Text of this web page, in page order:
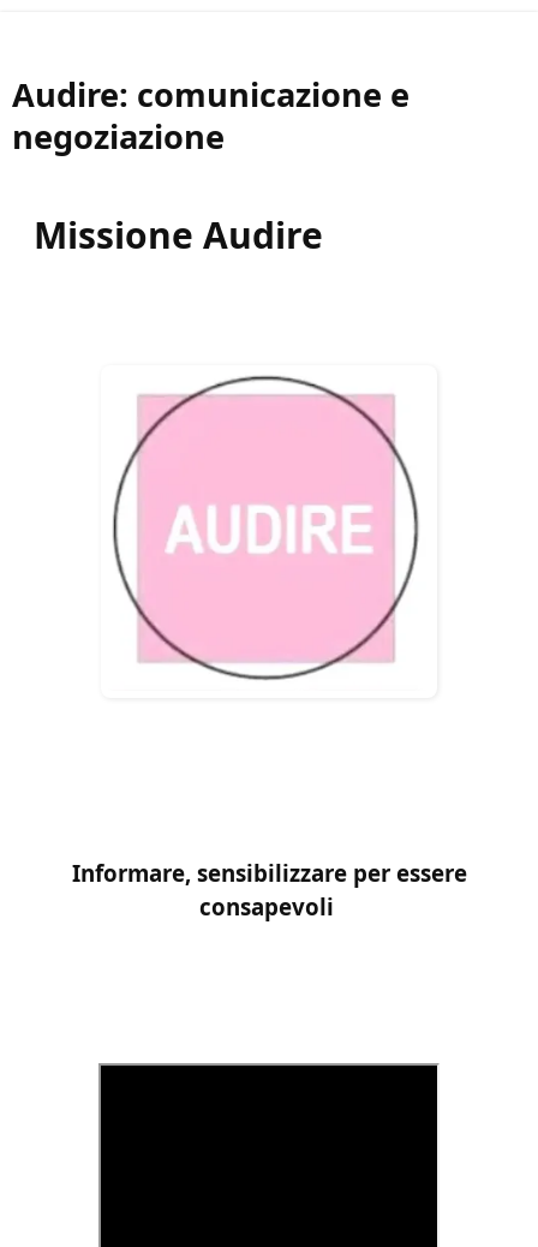
Audire: comunicazione e
negoziazione
Missione Audire
Informare, sensibilizzare per essere
consapevoli